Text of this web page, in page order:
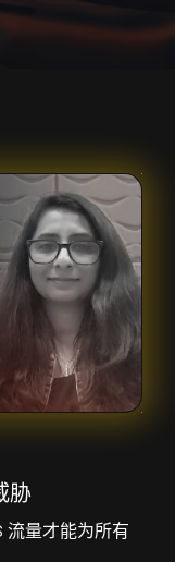
胁
流量才能为所有